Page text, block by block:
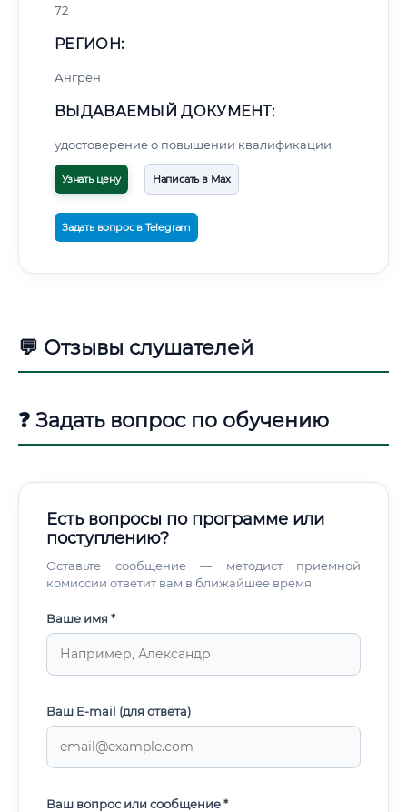
72
РЕГИОН:
Ангрен
ВЫДАВАЕМЫЙ ДОКУМЕНТ:
удостоверение о повышении квалификации
Узнать цену Написать в Max
Задать вопрос в Telegram
💬 Отзывы слушателей
❓ Задать вопрос по обучению
Есть вопросы по программе или
поступлению?
Оставьте сообщение — методист приемной
комиссии ответит вам в ближайшее время.
Ваше имя *
Ваш E-mail (для ответа)
Ваш вопрос или сообщение *